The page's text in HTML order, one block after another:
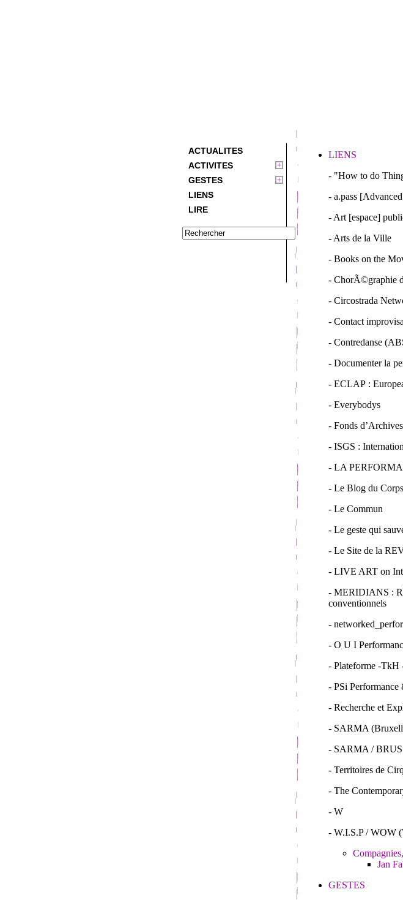
ACTUALITES
ACTIVITES
GESTES
LIENS
LIRE
LIENS
- "How to do
- a.pass
- Art [espace]
- Arts de la Ville
- Books on the
- ChorÃ©graphie
- Circostrada
- Contact
- Contredanse
- Documenter la
- ECLAP :
- Everybodys
- Fonds
- ISGS :
- LA
- Le Blog du Corps
- Le Commun
- Le geste qui
- Le Site de la
- LIVE ART on
- MERIDIANS :
conventionnels
-
- O U I
- Plateforme -TkH
- PSi
- Recherche et
- SARMA
- SARMA /
- Territoires de
- The
- W
- W.I.S.P / WOW
Jan
GESTES